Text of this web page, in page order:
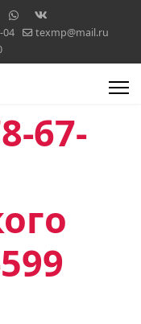
04
texmp@mail.ru
67-